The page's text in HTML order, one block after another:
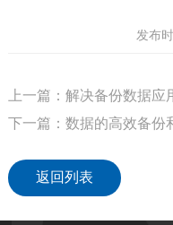
发布
上一篇：解决备份数据应
返回列表
下一篇：数据的高效备份